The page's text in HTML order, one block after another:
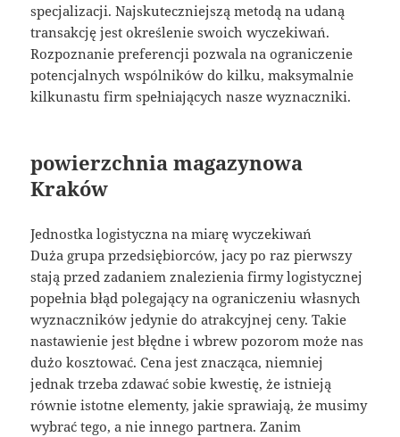
specjalizacji. Najskuteczniejszą metodą na udaną
transakcję jest określenie swoich wyczekiwań.
Rozpoznanie preferencji pozwala na ograniczenie
potencjalnych wspólników do kilku, maksymalnie
kilkunastu firm spełniających nasze wyznaczniki.
powierzchnia magazynowa
Kraków
Jednostka logistyczna na miarę wyczekiwań
Duża grupa przedsiębiorców, jacy po raz pierwszy
stają przed zadaniem znalezienia firmy logistycznej
popełnia błąd polegający na ograniczeniu własnych
wyznaczników jedynie do atrakcyjnej ceny. Takie
nastawienie jest błędne i wbrew pozorom może nas
dużo kosztować. Cena jest znacząca, niemniej
jednak trzeba zdawać sobie kwestię, że istnieją
równie istotne elementy, jakie sprawiają, że musimy
wybrać tego, a nie innego partnera. Zanim